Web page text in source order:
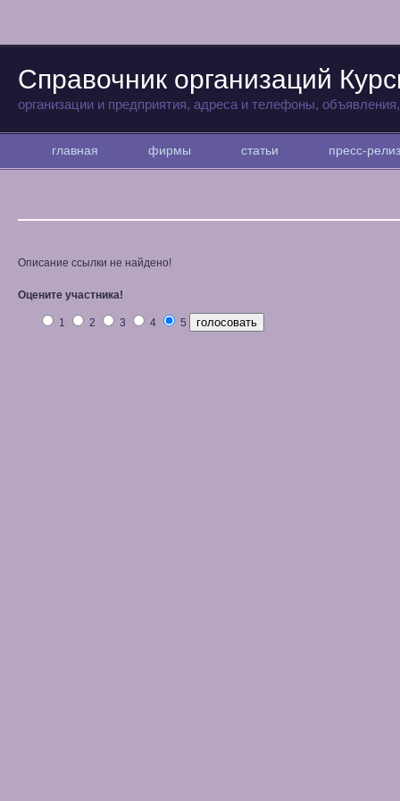
Справочник организаций
организации и предприятия, адреса и телефоны,
главная фирмы статьи пресс-
Описание ссылки не найдено!
Оцените участника!
1 2 3 4 5